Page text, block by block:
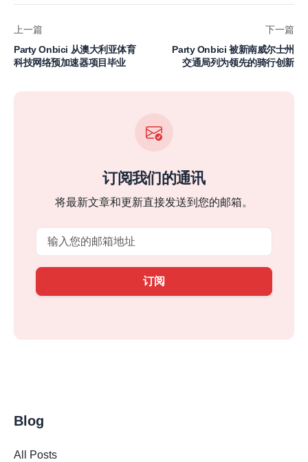
上一篇
Party Onbici 从澳大利亚体育
科技网络预加速器项目毕业
下一篇
Party Onbici 被新南威尔士州
交通局列为领先的骑行创新
订阅我们的通讯
将最新文章和更新直接发送到您的邮箱。
订阅
Blog
All Posts